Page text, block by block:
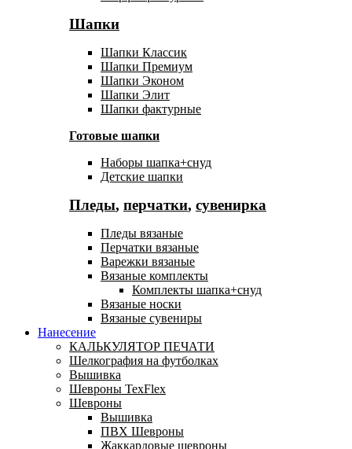
Шапки
Шапки Классик
Шапки Премиум
Шапки Эконом
Шапки Элит
Шапки фактурные
Готовые шапки
Наборы шапка+снуд
Детские шапки
Пледы, перчатки, сувенирка
Пледы вязаные
Перчатки вязаные
Варежки вязаные
Вязаные комплекты
Комплекты шапка+снуд
Вязаные носки
Вязаные сувениры
Нанесение
КАЛЬКУЛЯТОР ПЕЧАТИ
Шелкография на футболках
Вышивка
Шевроны TexFlex
Шевроны
Вышивка
ПВХ Шевроны
Жаккардовые шевроны